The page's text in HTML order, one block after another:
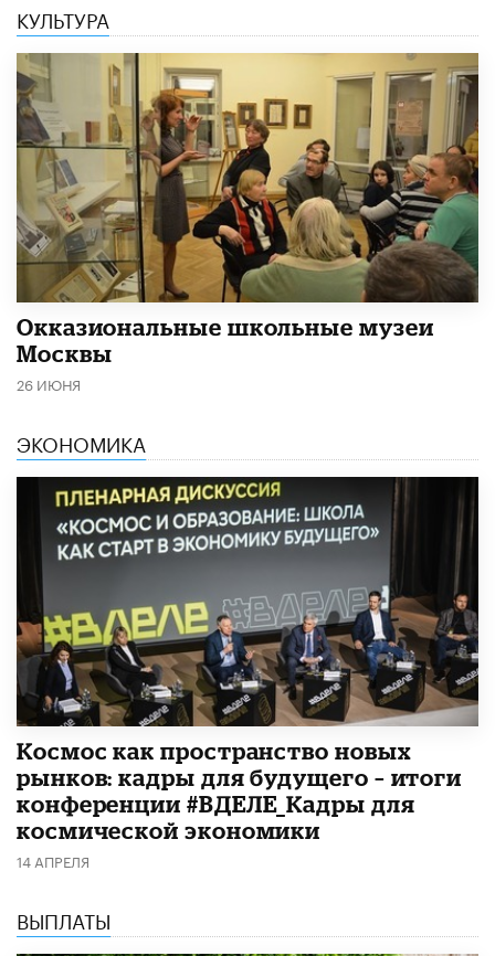
КУЛЬТУРА
​Окказиональные школьные музеи
Москвы
26 ИЮНЯ
ЭКОНОМИКА
Космос как пространство новых
рынков: кадры для будущего – итоги
конференции #ВДЕЛЕ_Кадры для
космической экономики
14 АПРЕЛЯ
ВЫПЛАТЫ